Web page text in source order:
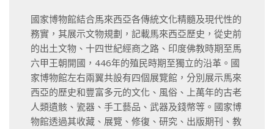
國家博物館結合馬來西亞各傳統文化精髓及現代性的
務實，其展示文物規劃，記載馬來西亞歷史，從史前
的出土文物、十四世紀經商之路、印度佛教時期至馬
六甲王朝開國，446年的殖民時期至獨立的沿革。國
家博物館左右兩翼共設有四個展覽館，分別展示馬來
西亞的歷史和豐富多元的文化、風俗、上萬年的古老
人類遺骸、瓷器、手工藝品、武器及錢幣等。國家博
物館透過其收藏、展覽、修復、研究、出版期刊、教